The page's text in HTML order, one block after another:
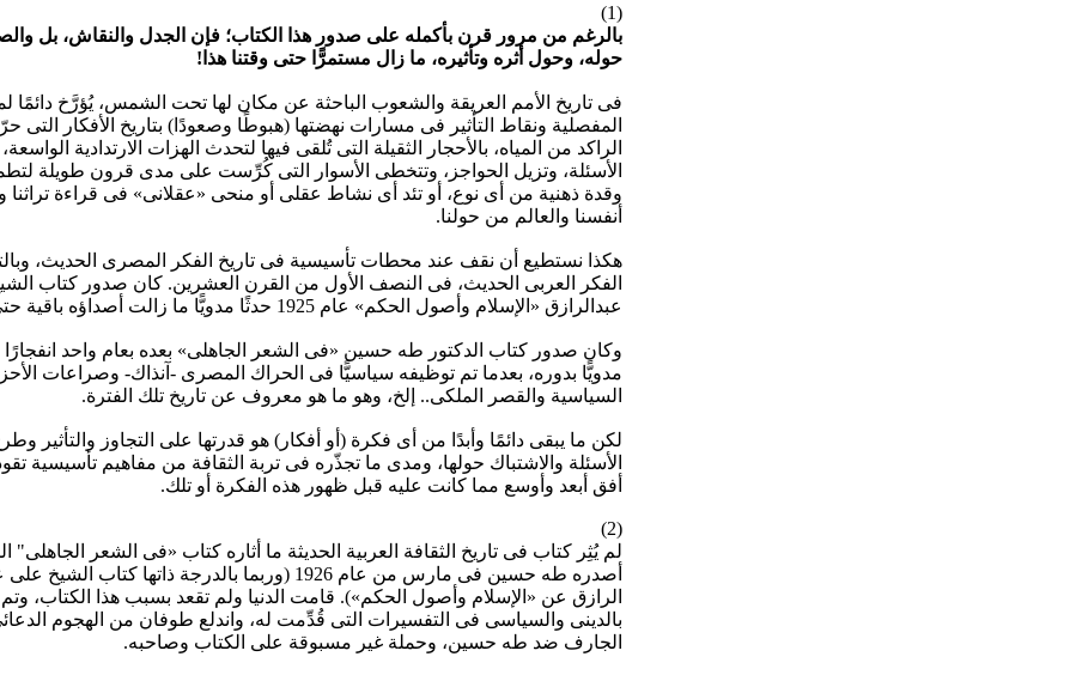
(1)
بالرغم من مرور قرن بأكمله على صدور هذا الكتاب؛ فإن الجدل والنقاش، بل
حوله، وحول أثره وتأثيره، ما زال مستمرًّا حتى وقتنا هذا!
فى تاريخ الأمم العريقة والشعوب الباحثة عن مكان لها تحت الشمس، يُؤرَّخ دائمًا
المفصلية ونقاط التأثير فى مسارات نهضتها (هبوطًا وصعودًا) بتاريخ الأفكار التى
الراكد من المياه، بالأحجار الثقيلة التى تُلقى فيها لتحدث الهزات الارتدادية
الأسئلة، وتزيل الحواجز، وتتخطى الأسوار التى كُرِّست على مدى قرون طويلة
وقدة ذهنية من أى نوع، أو تئد أى نشاط عقلى أو منحى «عقلانى» فى قراءة تراثنا
أنفسنا والعالم من حولنا.
هكذا نستطيع أن نقف عند محطات تأسيسية فى تاريخ الفكر المصرى الحديث،
الفكر العربى الحديث، فى النصف الأول من القرن العشرين. كان صدور كتاب
عبدالرازق «الإسلام وأصول الحكم» عام 1925 حدثًا مدويًّا ما زالت أصداؤه باقية حتى الآن!
وكان صدور كتاب الدكتور طه حسين «فى الشعر الجاهلى» بعده بعام واحد انفجارًا
مدويًّا بدوره، بعدما تم توظيفه سياسيًّا فى الحراك المصرى -آنذاك- وصراعات
السياسية والقصر الملكى.. إلخ، وهو ما هو معروف عن تاريخ تلك الفترة.
لكن ما يبقى دائمًا وأبدًا من أى فكرة (أو أفكار) هو قدرتها على التجاوز والتأثير
الأسئلة والاشتباك حولها، ومدى ما تجذّره فى تربة الثقافة من مفاهيم تأسيسية
أفق أبعد وأوسع مما كانت عليه قبل ظهور هذه الفكرة أو تلك.
(2)
لم يُثِر كتاب فى تاريخ الثقافة العربية الحديثة ما أثاره كتاب «فى الشعر الجاهلى"
أصدره طه حسين فى مارس من عام 1926 (وربما بالدرجة ذاتها كتاب الشيخ
الرازق عن «الإسلام وأصول الحكم»). قامت الدنيا ولم تقعد بسبب هذا الكتاب، وتم
بالدينى والسياسى فى التفسيرات التى قُدِّمت له، واندلع طوفان من الهجوم
الجارف ضد طه حسين، وحملة غير مسبوقة على الكتاب وصاحبه.